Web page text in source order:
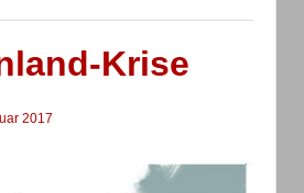
Krise
2017